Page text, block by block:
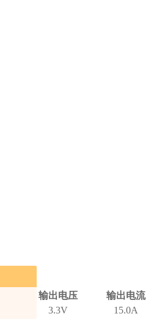
输出电压 输出电流
3.3V 15.0A